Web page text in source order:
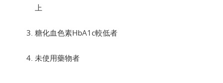
上
糖化血色素HbA1c較低者
未使用藥物者